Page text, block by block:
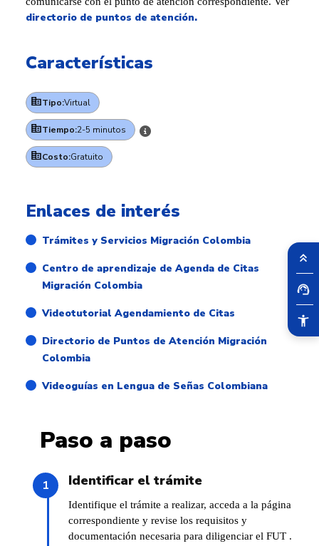
directorio de puntos de atención.
Características
Tipo:Virtual
Tiempo:2-5 minutos
Costo:Gratuito
Enlaces de interés
Trámites y Servicios Migración Colombia
Centro de aprendizaje de Agenda de Citas
Migración Colombia
Videotutorial Agendamiento de Citas
Directorio de Puntos de Atención Migración
Colombia
Videoguías en Lengua de Señas Colombiana
Paso a paso
Identificar el trámite
Identifique el trámite a realizar, acceda a la página
correspondiente y revise los requisitos y
documentación necesaria para diligenciar el FUT .